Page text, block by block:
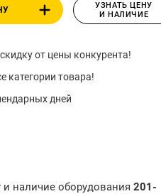
УЗНАТЬ ЦЕНУ
И НАЛИЧИЕ
от цены конкурента!
категории товара!
дней
и наличие оборудования 201-